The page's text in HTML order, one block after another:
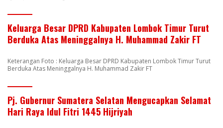
Keluarga Besar DPRD Kabupaten Lombok Timur Turut
Berduka Atas Meninggalnya H. Muhammad Zakir FT
Keterangan Foto : Keluarga Besar DPRD Kabupaten Lombok Timur Turut
Berduka Atas Meninggalnya H. Muhammad Zakir FT
Pj. Gubernur Sumatera Selatan Mengucapkan Selamat
Hari Raya Idul Fitri 1445 Hijriyah